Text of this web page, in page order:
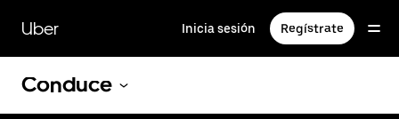
contenido
principal
Uber Inicia sesión Regístrate
Conduce